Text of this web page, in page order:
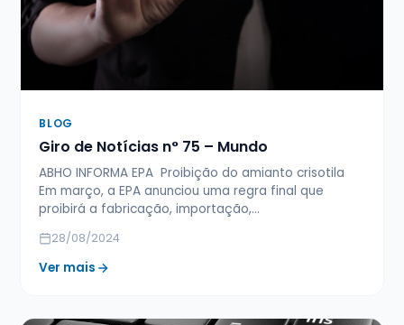
BLOG
Giro de Notícias n° 75 – Mundo
ABHO INFORMA EPA Proibição do amianto crisotila
Em março, a EPA anunciou uma regra final que
proibirá a fabricação, importação,…
28/08/2024
Ver mais